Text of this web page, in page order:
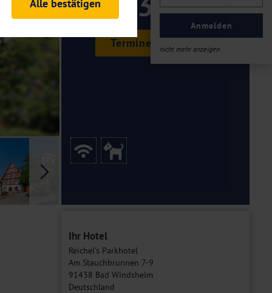
Anmelden
nicht mehr anzeigen
Termine & Preise
Ihr Hotel
Reichel's Parkhotel
Am Stauchbrunnen 7-9
91438 Bad Windsheim
Deutschland
und Analysen. Mithilfe
Auftritts ermitteln und
Daten finden Sie in unseren
Alle bestätigen